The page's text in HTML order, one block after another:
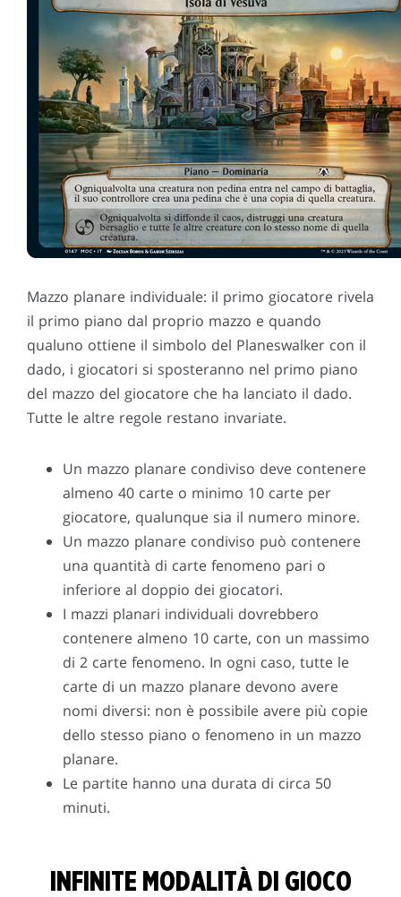
Mazzo planare individuale: il primo giocatore rivela
il primo piano dal proprio mazzo e quando
qualuno ottiene il simbolo del Planeswalker con il
dado, i giocatori si sposteranno nel primo piano
del mazzo del giocatore che ha lanciato il dado.
Tutte le altre regole restano invariate.
Un mazzo planare condiviso deve contenere
almeno 40 carte o minimo 10 carte per
giocatore, qualunque sia il numero minore.
Un mazzo planare condiviso può contenere
una quantità di carte fenomeno pari o
inferiore al doppio dei giocatori.
I mazzi planari individuali dovrebbero
contenere almeno 10 carte, con un massimo
di 2 carte fenomeno. In ogni caso, tutte le
carte di un mazzo planare devono avere
nomi diversi: non è possibile avere più copie
dello stesso piano o fenomeno in un mazzo
planare.
Le partite hanno una durata di circa 50
minuti.
INFINITE MODALITÀ DI GIOCO